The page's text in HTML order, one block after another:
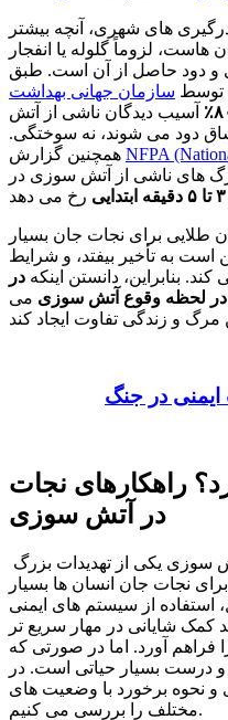
های شهری، آنچه بیشتر
هاست، لزوماً گلوله یا انفجار
و دود حاصل از آن است. طبق
توسط
آسیب دیدگان ناشی از آتش
دود می شوند، نه سوختگی.
NFPA
های ناشی از آتش سوزی در
طلایی برای نجات جان بسیار
به تأخیر بیفتد، و شرایط
بنابراین، دانستن اینکه در
لحظه وقوع آتش سوزی می
ایمنی در جنگ
راهکارهای نجات
در آتش سوزی
نجات جان انسان ها بسیار
استفاده از سیستم های ایمنی
کمک شایانی در مهار سریع تر
فراهم آورد. اما در صورتی که
درست بسیار حیاتی است. در
و نحوه برخورد با وضعیت های
مختلف را بررسی می کنیم.